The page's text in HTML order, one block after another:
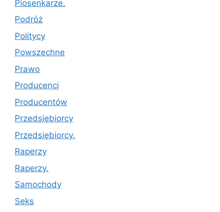
Piosenkarze.
Podróż
Politycy
Powszechne
Prawo
Producenci
Producentów
Przedsiębiorcy
Przedsiębiorcy.
Raperzy
Raperzy.
Samochody
Seks